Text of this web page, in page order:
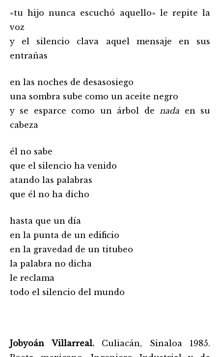
«tu hijo nunca escuchó aquello» le repite la
voz
y el silencio clava aquel mensaje en sus
entrañas
en las noches de desasosiego
una sombra sube como un aceite negro
y se esparce como un árbol de nada en su
cabeza
él no sabe
que el silencio ha venido
atando las palabras
que él no ha dicho
hasta que un día
en la punta de un edificio
en la gravedad de un titubeo
la palabra no dicha
le reclama
todo el silencio del mundo
Jobyoán Villarreal.Culiacán, Sinaloa 1985.